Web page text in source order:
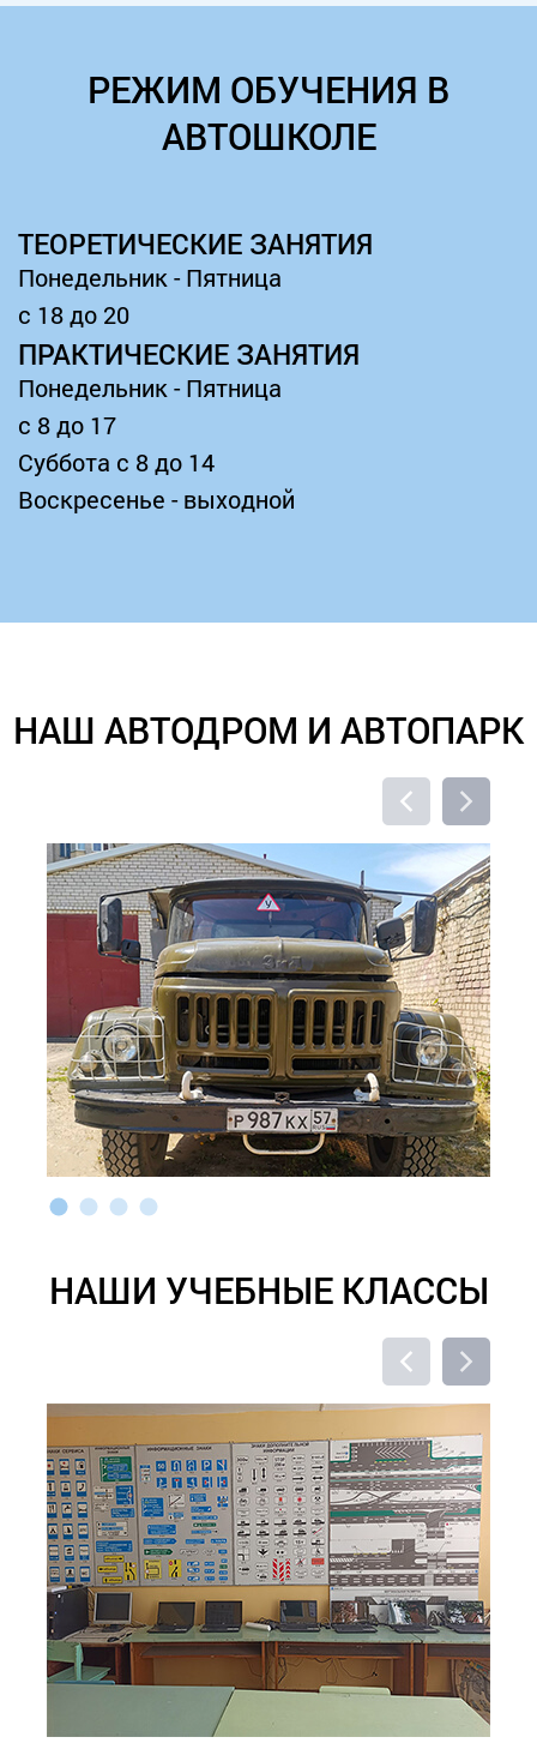
РЕЖИМ ОБУЧЕНИЯ В
АВТОШКОЛЕ
ТЕОРЕТИЧЕСКИЕ ЗАНЯТИЯ
Понедельник - Пятница
с 18 до 20
ПРАКТИЧЕСКИЕ ЗАНЯТИЯ
Понедельник - Пятница
с 8 до 17
Суббота с 8 до 14
Воскресенье - выходной
НАШ АВТОДРОМ И АВТОПАРК
НАШИ УЧЕБНЫЕ КЛАССЫ